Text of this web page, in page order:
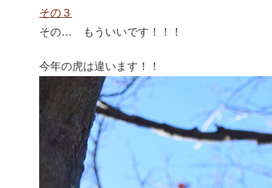
その３
その… もういいです！！！
今年の虎は違います！！